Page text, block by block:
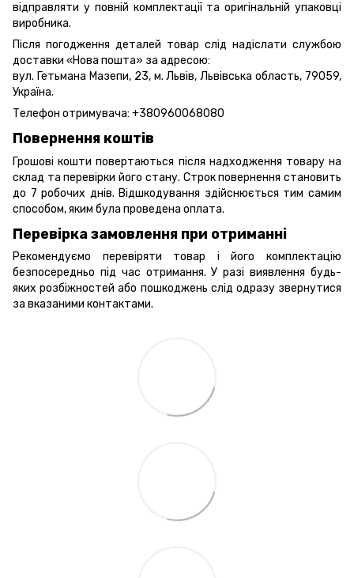
відправляти у повній комплектації та оригінальній упаковці
виробника.
Після погодження деталей товар слід надіслати службою
доставки «Нова пошта» за адресою:
вул. Гетьмана Мазепи, 23, м. Львів, Львівська область, 79059,
Україна.
Телефон отримувача: +380960068080
Повернення коштів
Грошові кошти повертаються після надходження товару на
склад та перевірки його стану. Строк повернення становить
до 7 робочих днів. Відшкодування здійснюється тим самим
способом, яким була проведена оплата.
Перевірка замовлення при отриманні
Рекомендуємо перевіряти товар і його комплектацію
безпосередньо під час отримання. У разі виявлення будь-
яких розбіжностей або пошкоджень слід одразу звернутися
за вказаними контактами.